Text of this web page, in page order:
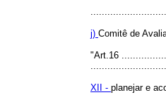
j) Comitê de
"Art.16
XII - planejar e